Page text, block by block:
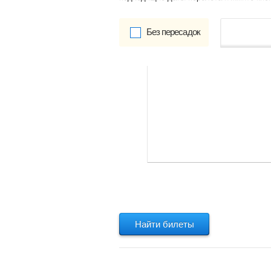
Без пересадок
Найти билеты